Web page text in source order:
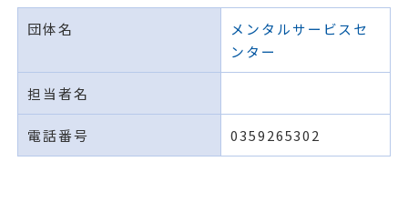
団体名
メンタルサービスセ
ンター
担当者名
電話番号 0359265302